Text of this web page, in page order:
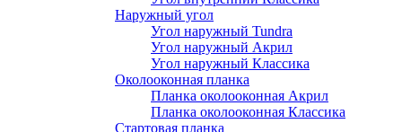
Наружный угол
Угол наружный Tundra
Угол наружный Акрил
Угол наружный Классика
Околооконная планка
Планка околооконная Акрил
Планка околооконная Классика
Стартовая планка